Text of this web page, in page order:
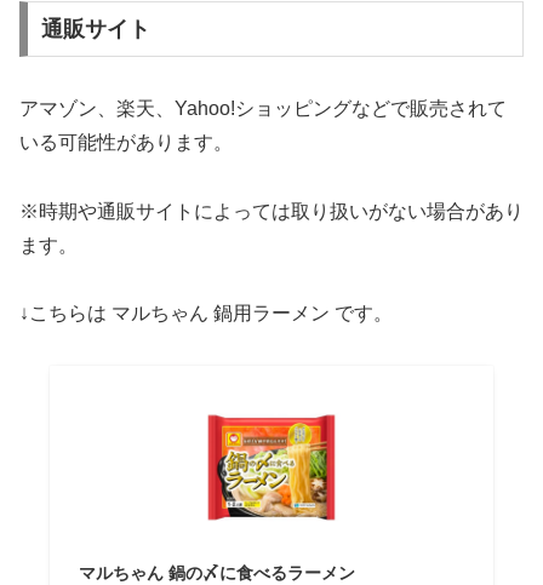
通販サイト
アマゾン、楽天、Yahoo!ショッピングなどで販売されて
いる可能性があります。
※時期や通販サイトによっては取り扱いがない場合があり
ます。
↓こちらは マルちゃん 鍋用ラーメン です。
マルちゃん 鍋の〆に食べるラーメン